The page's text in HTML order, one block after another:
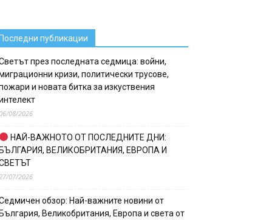
публикации
през последната седмица: войни,
кризи, политически трусове,
и новата битка за изкуствения
08/2026
НАЙ-ВАЖНОТО ОТ ПОСЛЕДНИТЕ ДНИ:
ВЕЛИКОБРИТАНИЯ, ЕВРОПА И
07/2026
обзор: Най-важните новини от
Великобритания, Европа и света от